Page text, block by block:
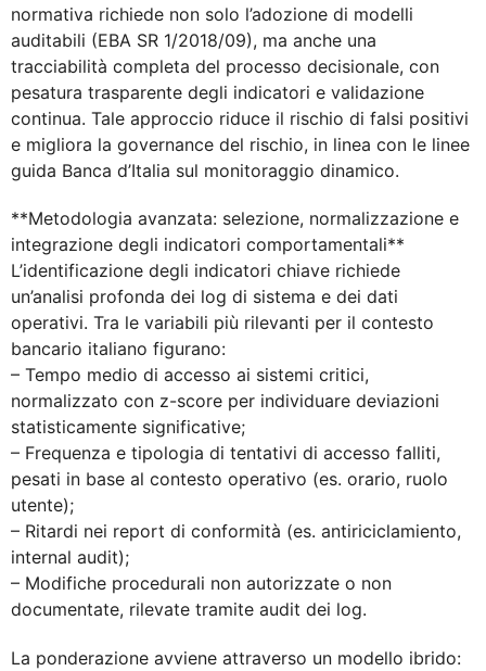
normativa richiede non solo l’adozione di modelli
auditabili (EBA SR 1/2018/09), ma anche una
tracciabilità completa del processo decisionale, con
pesatura trasparente degli indicatori e validazione
continua. Tale approccio riduce il rischio di falsi positivi
e migliora la governance del rischio, in linea con le linee
guida Banca d’Italia sul monitoraggio dinamico.
**Metodologia avanzata: selezione, normalizzazione e
integrazione degli indicatori comportamentali**
L’identificazione degli indicatori chiave richiede
un’analisi profonda dei log di sistema e dei dati
operativi. Tra le variabili più rilevanti per il contesto
bancario italiano figurano:
– Tempo medio di accesso ai sistemi critici,
normalizzato con z-score per individuare deviazioni
statisticamente significative;
– Frequenza e tipologia di tentativi di accesso falliti,
pesati in base al contesto operativo (es. orario, ruolo
utente);
– Ritardi nei report di conformità (es. antiriciclamiento,
internal audit);
– Modifiche procedurali non autorizzate o non
documentate, rilevate tramite audit dei log.
La ponderazione avviene attraverso un modello ibrido: